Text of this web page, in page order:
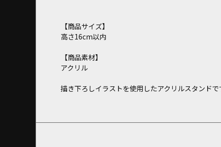
【商品サイズ】
高さ16cm以内
【商品素材】
アクリル
描き下ろしイラストを使用したアクリルスタンドで